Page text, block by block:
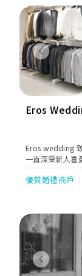
的婚禮體驗。我
夠根據客人的喜
令婚禮更加完美
通，確定客人的
造獨特的婚禮風
人，確保每一個
禮當天的美好時
服務的公司，
Previous
Eros
Eros wedding
一直深受新人喜
風、韓式風格到
購，方便新郎、
優質婚禮商戶
Previous